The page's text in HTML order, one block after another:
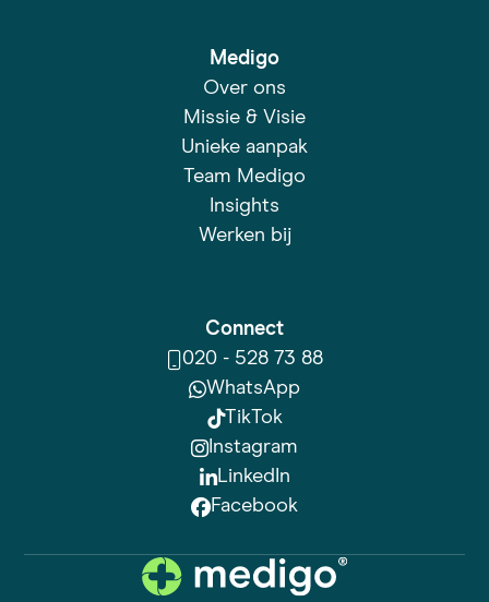
Medigo
Over ons
Missie & Visie
Unieke aanpak
Team Medigo
Insights
Werken bij
Connect
020 - 528 73 88
WhatsApp
TikTok
Instagram
LinkedIn
Facebook